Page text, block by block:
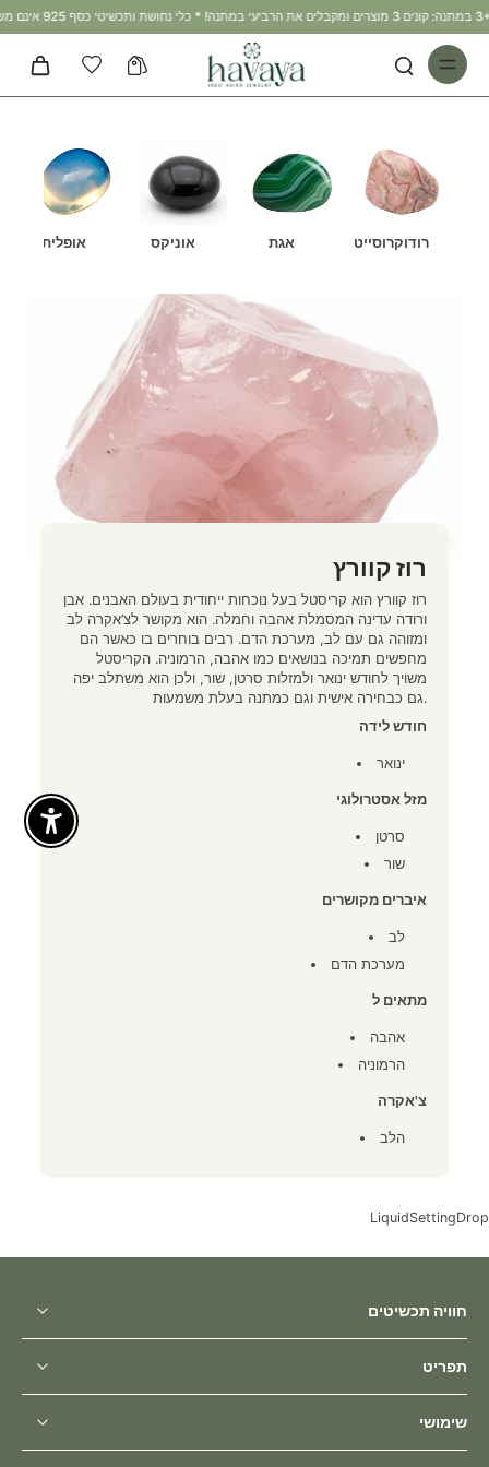
רודוקרוסייט אגת אוניקס אופלית
רוז קוורץ
רוז קוורץ הוא קריסטל בעל נוכחות ייחודית בעולם האבנים. אבן
ורודה עדינה המסמלת אהבה וחמלה. הוא מקושר לצ’אקרה לב
ומזוהה גם עם לב, מערכת הדם. רבים בוחרים בו כאשר הם
מחפשים תמיכה בנושאים כמו אהבה, הרמוניה. הקריסטל
משויך לחודש ינואר ולמזלות סרטן, שור, ולכן הוא משתלב יפה
גם כבחירה אישית וגם כמתנה בעלת משמעות.
חודש לידה
ינואר
מזל אסטרולוגי
סרטן
שור
איברים מקושרים
לב
מערכת הדם
מתאים ל
אהבה
הרמוניה
צ'אקרה
הלב
LiquidSettingDrop
חוויה תכשיטים
תפריט
שימושי
Enable Accessibility